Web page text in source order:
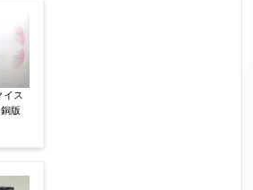
お送りします。もし送信確認メ
い場合は、送信が完了していな
違え、迷惑メールフィルター等
電話(
イス
版